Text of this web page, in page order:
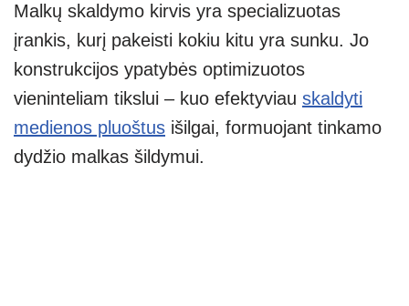
Malkų skaldymo kirvis yra specializuotas
įrankis, kurį pakeisti kokiu kitu yra sunku. Jo
konstrukcijos ypatybės optimizuotos
vieninteliam tikslui – kuo efektyviau skaldyti
medienos pluoštus išilgai, formuojant tinkamo
dydžio malkas šildymui.